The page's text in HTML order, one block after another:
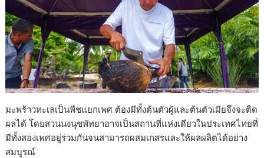
มะพร้าวทะเลเป็นพืชแยกเพศ ต้องมีทั้งต้นตัวผู้และต้นตัวเมียจึงจะติด
ผลได้ โดยสวนนงนุชพัทยาอาจเป็นสถานที่แห่งเดียวในประเทศไทยที่
มีทั้งสองเพศอยู่ร่วมกันจนสามารถผสมเกสรและให้ผลผลิตได้อย่าง
สมบูรณ์